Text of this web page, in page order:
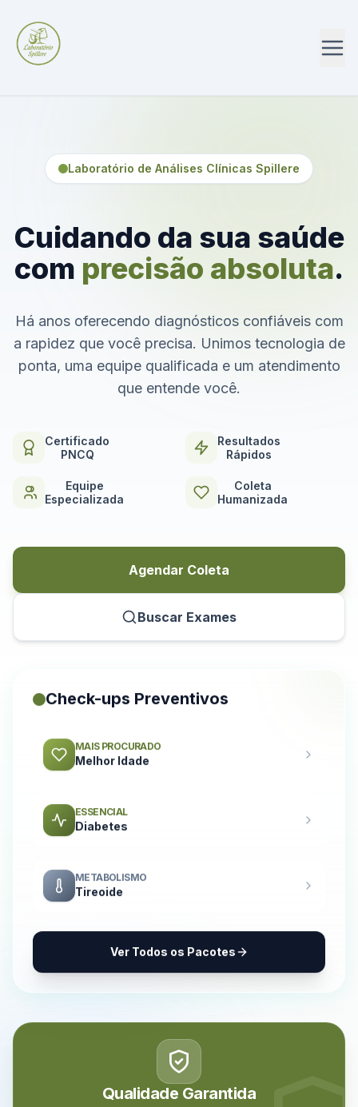
Laboratório de Análises Clínicas Spillere
Cuidando da sua saúde
com precisão absoluta.
Há anos oferecendo diagnósticos confiáveis com
a rapidez que você precisa. Unimos tecnologia de
ponta, uma equipe qualificada e um atendimento
que entende você.
Certificado
PNCQ
Resultados
Rápidos
Equipe
Especializada
Coleta
Humanizada
Agendar Coleta
Buscar Exames
Check-ups Preventivos
MAIS PROCURADO
Melhor Idade
ESSENCIAL
Diabetes
METABOLISMO
Tireoide
Ver Todos os Pacotes
Qualidade Garantida